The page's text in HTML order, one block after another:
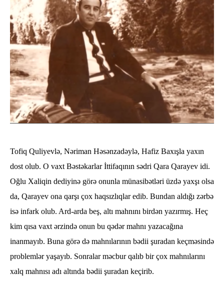
Tofiq Quliyevlə, Nəriman Həsənzadəylə, Hafiz Baxışla yaxın
dost olub. O vaxt Bəstəkarlar İttifaqının sədri Qara Qarayev idi.
Oğlu Xaliqin dediyinə görə onunla münasibətləri üzdə yaxşı olsa
da, Qarayev ona qarşı çox haqsızlıqlar edib. Bundan aldığı zərbə
isə infark olub. Ard-arda beş, altı mahnını birdən yazırmış. Heç
kim qısa vaxt ərzində onun bu qədər mahnı yazacağına
inanmayıb. Buna görə də mahnılarının bədii şuradan keçməsində
problemlər yaşayıb. Sonralar məcbur qalıb bir çox mahnılarını
xalq mahnısı adı altında bədii şuradan keçirib.